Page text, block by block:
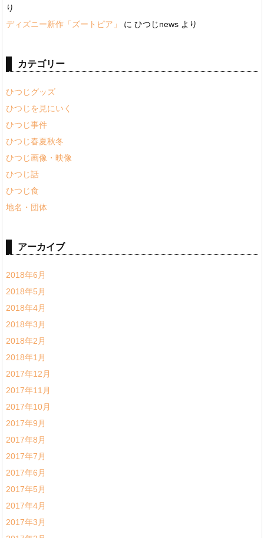
り
ディズニー新作「ズートピア」
に ひつじnews より
カテゴリー
ひつじグッズ
ひつじを見にいく
ひつじ事件
ひつじ春夏秋冬
ひつじ画像・映像
ひつじ話
ひつじ食
地名・団体
アーカイブ
2018年6月
2018年5月
2018年4月
2018年3月
2018年2月
2018年1月
2017年12月
2017年11月
2017年10月
2017年9月
2017年8月
2017年7月
2017年6月
2017年5月
2017年4月
2017年3月